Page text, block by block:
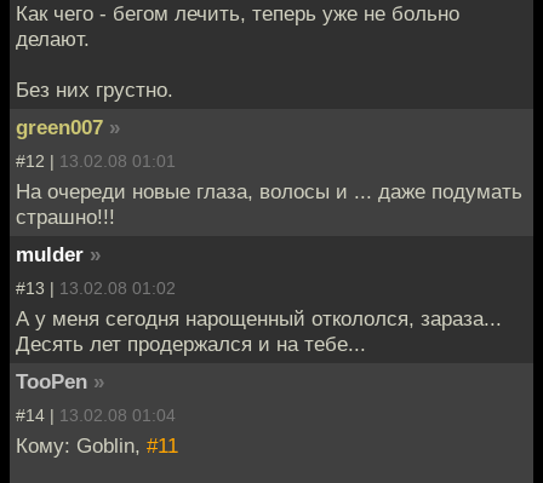
Как чего - бегом лечить, теперь уже не больно
делают.
Без них грустно.
green007 »
#12 | 13.02.08 01:01
На очереди новые глаза, волосы и ... даже подумать
страшно!!!
mulder »
#13 | 13.02.08 01:02
А у меня сегодня нарощенный откололся, зараза...
Десять лет продержался и на тебе...
TooPen »
#14 | 13.02.08 01:04
Кому: Goblin, #11